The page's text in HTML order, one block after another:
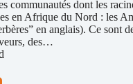
communautés dont les
en Afrique du Nord : les
en anglais). Ce sont
des…